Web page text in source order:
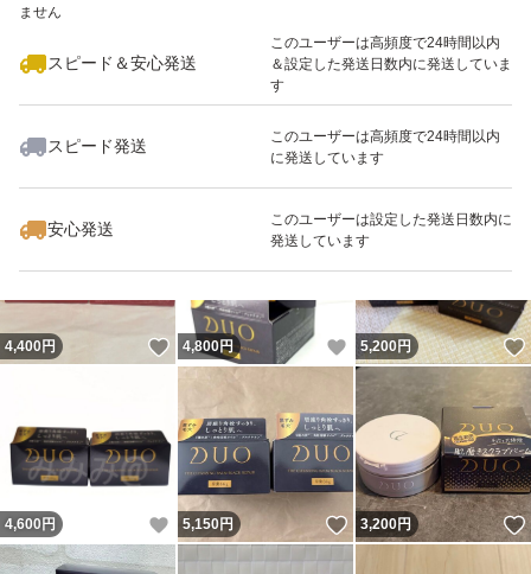
ません
スピード＆安心発送
このユーザーは高頻度で24時間以内
＆設定した発送日数内に発送していま
す
スピード発送
このユーザーは高頻度で24時間以内
に発送しています
安心発送
このユーザーは設定した発送日数内に
発送しています
いいね！
6,900
4,400円 いいね！
4,800円 いいね！
5,200円
4,600 円 いいね！
5,150円 いいね！
3,200円